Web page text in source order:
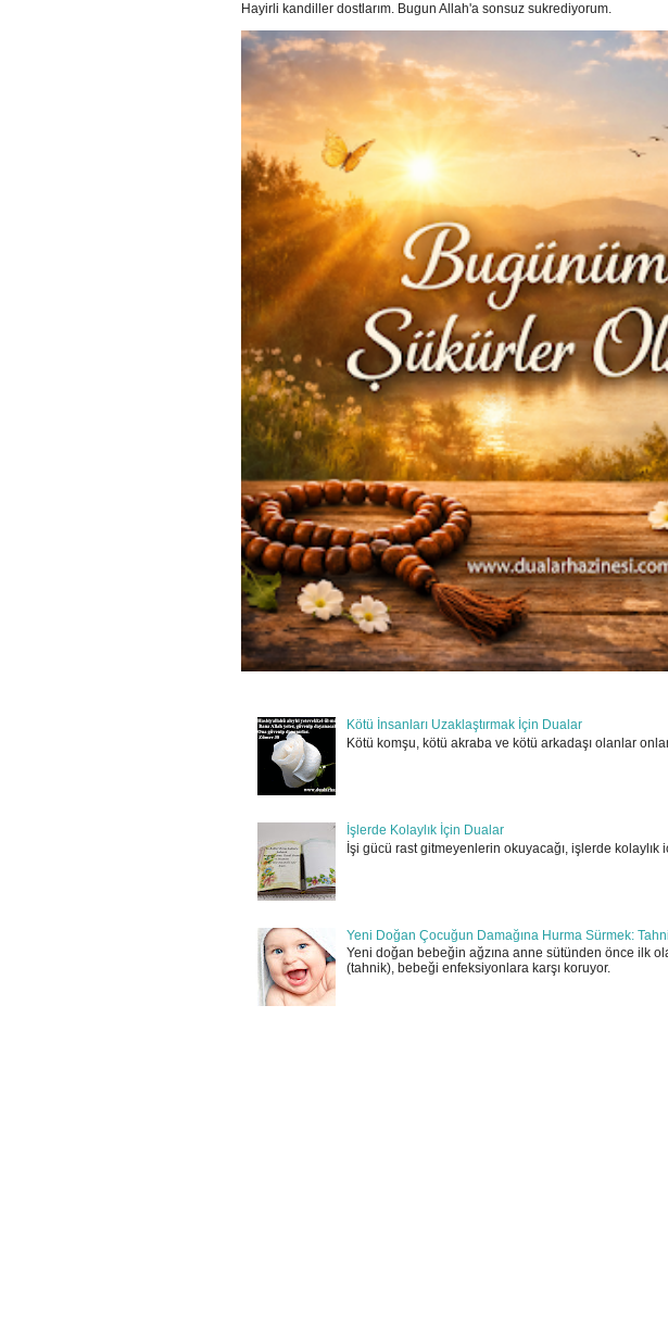
Hayirli kandiller dostlarım. Bugun Allah'a sonsuz sukrediyorum.
Kötü İnsanları Uzaklaştırmak İçin Dualar
Kötü komşu, kötü akraba ve kötü arkadaşı olanlar
İşlerde Kolaylık İçin Dualar
İşi gücü rast gitmeyenlerin okuyacağı, işlerde kolaylık
Yeni Doğan Çocuğun Damağına Hurma Sürmek:
Yeni doğan bebeğin ağzına anne sütünden önce ilk
(tahnik), bebeği enfeksiyonlara karşı koruyor.